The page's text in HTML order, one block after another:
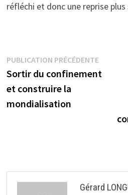
réfléchi et donc une reprise
Navigation
de
l’article
PUBLICATION PRÉCÉDENTE
Sortir du confinement
et construire la
mondialisation
Gérard